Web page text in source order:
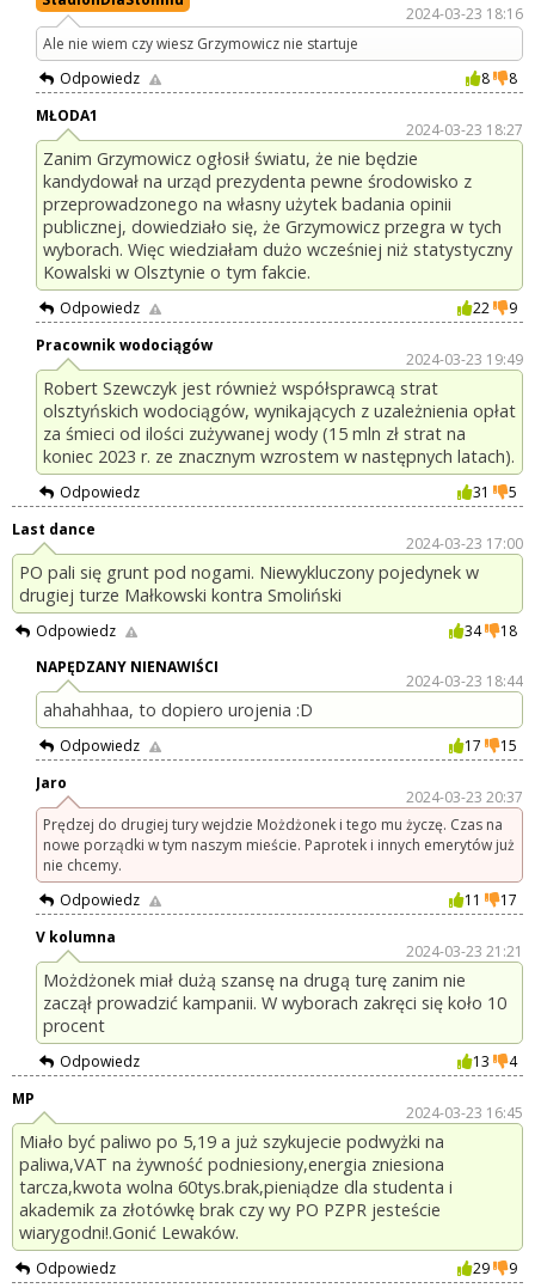
2024-03-23 18:16
Ale nie wiem czy wiesz Grzymowicz nie startuje
Odpowiedz
8
8
MŁODA1
2024-03-23 18:27
Zanim Grzymowicz ogłosił światu, że nie będzie
kandydował na urząd prezydenta pewne środowisko z
przeprowadzonego na własny użytek badania opinii
publicznej, dowiedziało się, że Grzymowicz przegra w tych
wyborach. Więc wiedziałam dużo wcześniej niż statystyczny
Kowalski w Olsztynie o tym fakcie.
Odpowiedz 22
9
Pracownik wodociągów
2024-03-23 19:49
Robert Szewczyk jest również współsprawcą strat
olsztyńskich wodociągów, wynikających z uzależnienia opłat
za śmieci od ilości zużywanej wody (15 mln zł strat na
koniec 2023 r. ze znacznym wzrostem w następnych latach).
Odpowiedz 31
5
Last dance
2024-03-23 17:00
PO pali się grunt pod nogami. Niewykluczony pojedynek w
drugiej turze Małkowski kontra Smoliński
Odpowiedz 34
18
NAPĘDZANY NIENAWIŚCI
2024-03-23 18:44
ahahahhaa, to dopiero urojenia :D
Odpowiedz 17
15
Jaro
2024-03-23 20:37
Prędzej do drugiej tury wejdzie Możdżonek i tego mu życzę. Czas na
nowe porządki w tym naszym mieście. Paprotek i innych emerytów już
nie chcemy.
Odpowiedz
11
17
V kolumna
2024-03-23 21:21
Możdżonek miał dużą szansę na drugą turę zanim nie
zaczął prowadzić kampanii. W wyborach zakręci się koło 10
procent
Odpowiedz 13
4
MP
2024-03-23 16:45
Miało być paliwo po 5,19 a już szykujecie podwyżki na
paliwa,VAT na żywność podniesiony,energia zniesiona
tarcza,kwota wolna 60tys.brak,pieniądze dla studenta i
akademik za złotówkę brak czy wy PO PZPR jesteście
wiarygodni!.Gonić Lewaków.
Odpowiedz 29 9